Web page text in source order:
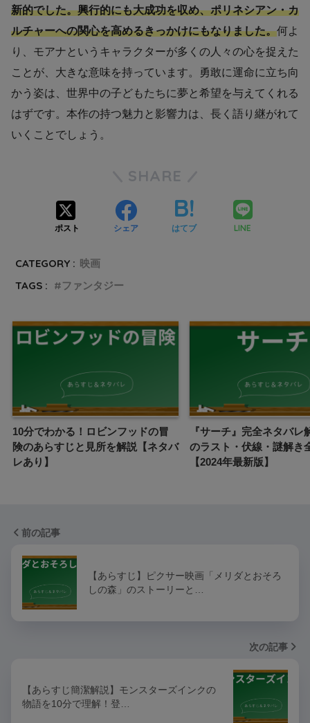
新的でした。興行的にも大成功を収め、ポリネシアン・カ
ルチャーへの関心を高めるきっかけにもなりました。何よ
り、モアナというキャラクターが多くの人々の心を捉えた
ことが、大きな意味を持っています。勇敢に運命に立ち向
かう姿は、世界中の子どもたちに夢と希望を与えてくれる
はずです。本作の持つ魅力と影響力は、長く語り継がれて
いくことでしょう。
SHARE
ポスト シェア はてブ LINE
CATEGORY : 映画
TAGS :
ファンタジー
10分でわかる！ロビンフッドの冒
険のあらすじと見所を解説【ネタバ
レあり】
『サーチ』完全ネタバレ
のラスト・伏線・謎解き
【2024年最新版】
前の記事
【あらすじ】ピクサー映画「メリダとおそろ
しの森」のストーリーと…
次の記事
【あらすじ簡潔解説】モンスターズインクの
物語を10分で理解！登…